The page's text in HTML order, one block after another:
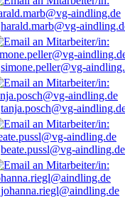
harald.marb@vg-
simone.peller@vg-
tanja.posch@vg-
beate.pussl@vg-aindling.de
johanna.riegl@aindling.de